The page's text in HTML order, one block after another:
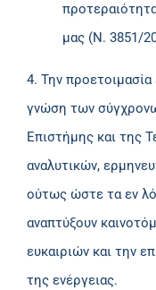
μας (Ν. 3851/
4. Την
γνώση των
Επιστήμης και της
αναλυτικών,
ούτως ώστε τα εν
αναπτύξουν
ευκαιριών και την
της ενέργειας.